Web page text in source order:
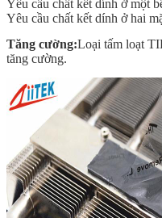
Yêu cầu chất kết dính ở một
Yêu cầu chất kết dính ở hai
Tăng cường:Loại tấm loạt
tăng cường.